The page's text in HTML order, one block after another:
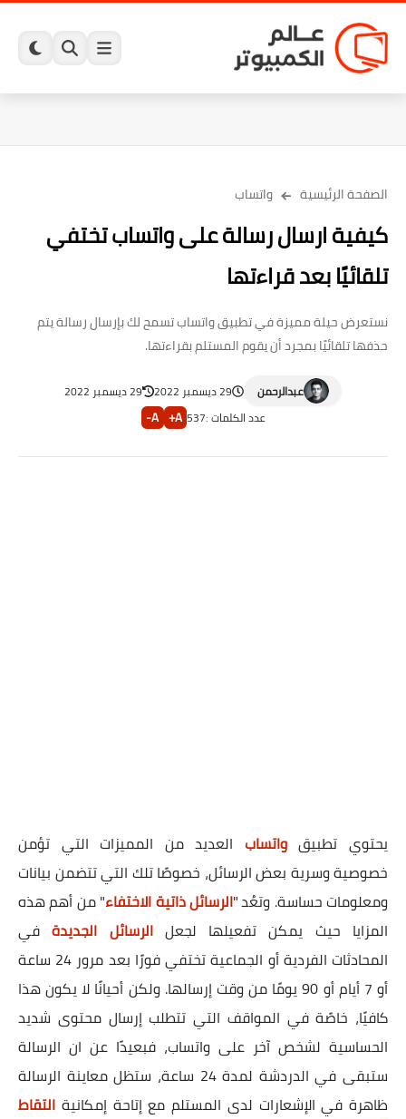
الصفحة الرئيسية واتساب
كيفية ارسال رسالة على واتساب تختفي
تلقائيًا بعد قراءتها
نستعرض حيلة مميزة في تطبيق واتساب تسمح لك بإرسال رسالة يتم
حذفها تلقائيًا بمجرد أن يقوم المستلم بقراءتها.
عبدالرحمن 29 ديسمبر 2022
29 ديسمبر 2022
عدد الكلمات :537
A+
A-
يحتوي تطبيقواتساب العديد من المميزات التي تؤمن
خصوصية وسرية بعض الرسائل، خصوصًا تلك التي تتضمن بيانات
ومعلومات حساسة. وتعُد"الرسائل ذاتية الاختفاء" من أهم هذه
المزايا حيث يمكن تفعيلها لجعلالرسائل الجديدةفي
المحادثات الفردية أو الجماعية تختفي فورًا
بعد مرور 24 ساعة
أو 7 أيام أو 90 يومًا من وقت إرسالها. ولكن أحيانًا لا يكون هذا
كافيًا، خاصًة في المواقف التي تتطلب إرسال محتوى شديد
الحساسية لشخص آخر على واتساب، فبعيدًا عن ان الرسالة
ستبقى في الدردشة لمدة 24 ساعة، ستظل معاينة الرسالة
ظاهرة في الإشعارات لدى المستلم مع إتاحة إمكانية التقاط